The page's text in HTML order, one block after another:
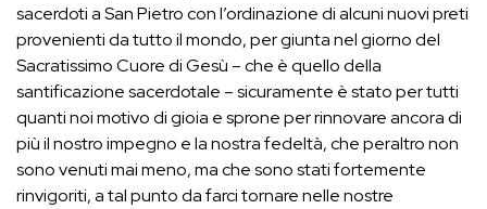
sacerdoti a San Pietro con l’ordinazione di alcuni nuovi preti
provenienti da tutto il mondo, per giunta nel giorno del
Sacratissimo Cuore di Gesù – che è quello della
santificazione sacerdotale – sicuramente è stato per tutti
quanti noi motivo di gioia e sprone per rinnovare ancora di
più il nostro impegno e la nostra fedeltà, che peraltro non
sono venuti mai meno, ma che sono stati fortemente
rinvigoriti, a tal punto da farci tornare nelle nostre